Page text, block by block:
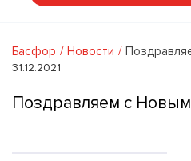
Басфор Новости
31.12.2021
Поздравляем с